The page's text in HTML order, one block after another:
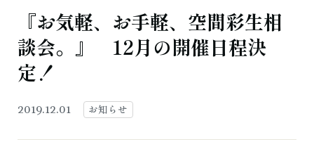
『お気軽、お手軽、空間彩生相
談会。』 12月の開催日程決
定！
2019.12.01 お知らせ
採用情報
募集職種
よくある質問 お知らせ
ご相談・お問い合わせ